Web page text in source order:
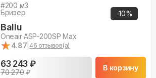
-10%
#200 м3
Бризер
Ballu
Oneair ASP-200SP Max
★
★4.87 46 отзывов(а)
63 243 ₽
70 270₽
В корзину